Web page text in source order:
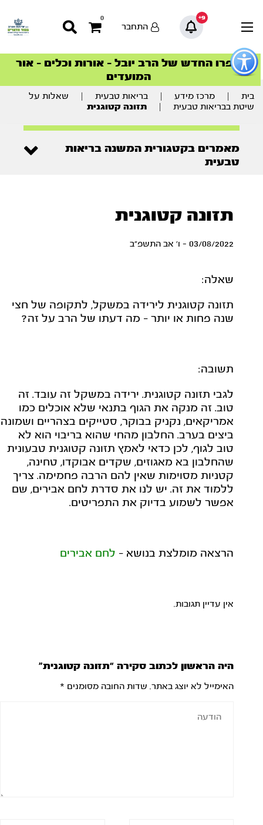
כפתור
לפתיחת
תפריט
9+
0
התחבר
סדרות הפודקאסטים
הסדרה המובילה החודש – דרך המלך
ספרו החדש של הרב יובל – אורות וכלים – אור
המועדים
הצטרפו למהפכת הבריאות הטבעית >
סדרות הפודקאסטים
הסדרה המובילה החודש – דרך המלך
בית מרכז מידע בריאות טבעית
שאלות על
שיטת בבריאות טבעית
תזונה קטוגנית
מאמרים בקטגורית המשנה בריאות
טבעית
תזונה קטוגנית
03/08/2022 - ו' אב התשפ"ב
שאלה:
תזונה קטוגנית לירידה במשקל, לתקופה של חצי
שנה פחות או יותר - מה דעתו של הרב על זה?
תשובה:
לגבי תזונה קטוגנית. ירידה במשקל זה עובד. זה
טוב. זה מנקה את הגוף בתנאי שלא אוכלים כמו
אמריקאים, נקניק בבוקר, סטייקים בצהריים ושמונה
ביצים בערב. החלבון מהחי שהוא בריבוי הוא לא
טוב לגוף, לכן כדאי לאמץ תזונה קטוגנית טבעונית
שהחלבון בא מאגוזים, שקדים אבוקדו, טחינה,
קטניות מסוימות שאין להם הרבה פחמימה. צריך
ללמוד את זה. יש לנו את סדרת לחם אבירים, שם
אפשר לשמוע בדיוק את התפריטים.
הרצאה מומלצת בנושא - לחם אבירים
אין עדיין תגובות.
היה הראשון לכתוב סקירה “תזונה קטוגנית”
האימייל לא יוצג באתר. שדות החובה מסומנים *